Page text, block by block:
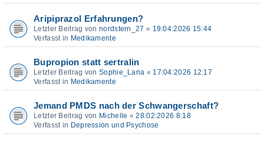
Aripiprazol Erfahrungen?
Letzter Beitrag von nordstern_27 « 19:04:2026 15:44
Verfasst in Medikamente
Bupropion statt sertralin
Letzter Beitrag von Sophie_Lana « 17:04:2026 12:17
Verfasst in Medikamente
Jemand PMDS nach der Schwangerschaft?
Letzter Beitrag von Michelle «28:02:2026 8:18
Verfasst in Depression und Psychose